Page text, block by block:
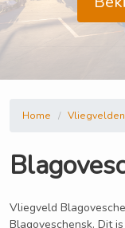
Home Vliegvelden
Vliegveld
Blagoveschensk. Dit